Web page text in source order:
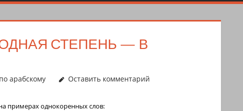
СТЕПЕНЬ — В
арабскому Оставить комментарий
примерах однокоренных слов: